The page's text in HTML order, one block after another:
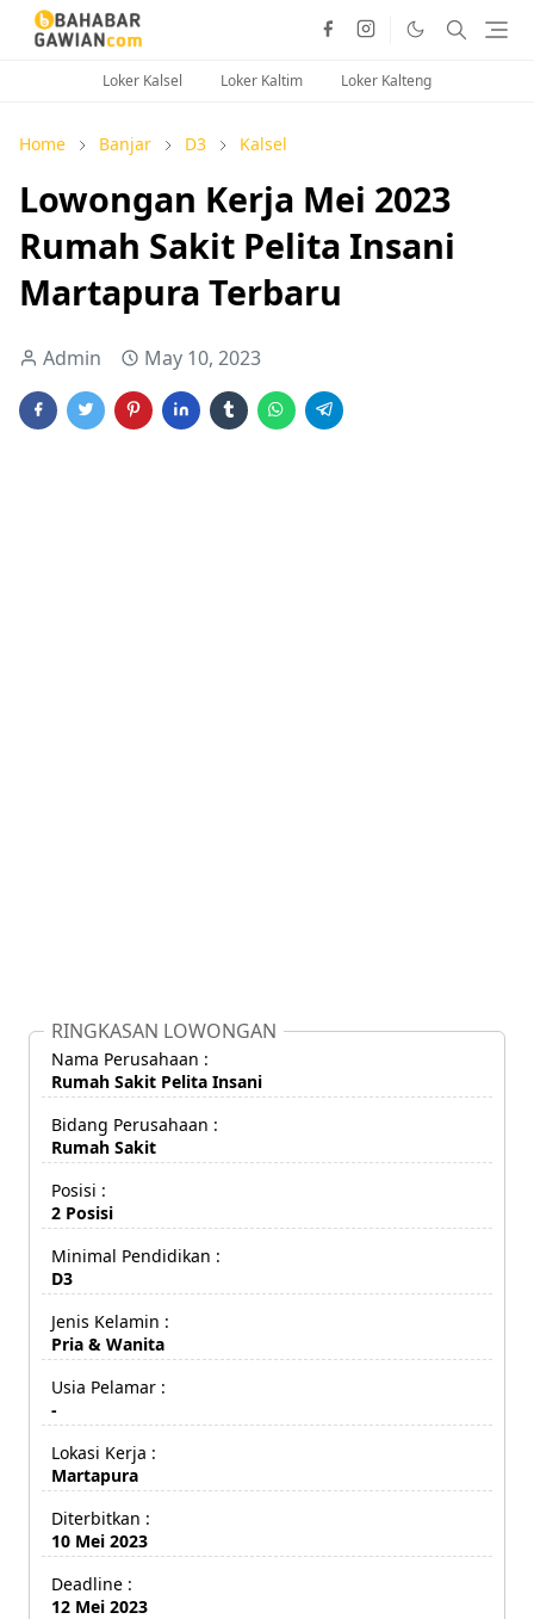
Loker Kalsel Loker Kaltim Loker Kalteng
Home Banjar D3 Kalsel
Lowongan Kerja Mei 2023
Rumah Sakit Pelita Insani
Martapura Terbaru
Admin May 10, 2023
RINGKASAN LOWONGAN
Nama Perusahaan :
Rumah Sakit Pelita Insani
Bidang Perusahaan :
Rumah Sakit
Posisi :
2 Posisi
Minimal Pendidikan :
D3
Jenis Kelamin :
Pria & Wanita
Usia Pelamar :
-
Lokasi Kerja :
Martapura
Diterbitkan :
10 Mei 2023
Deadline :
12 Mei 2023